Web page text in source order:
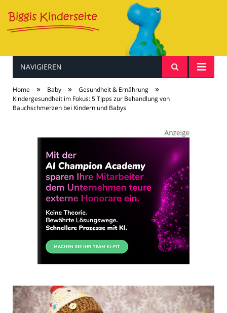
Baby & Kind
NAVIGIEREN
Home » Baby » Gesundheit & Ernährung »
Kindergesundheit im Fokus: 5 Tipps zur Behandlung von
Bauchschmerzen bei Kindern und Babys